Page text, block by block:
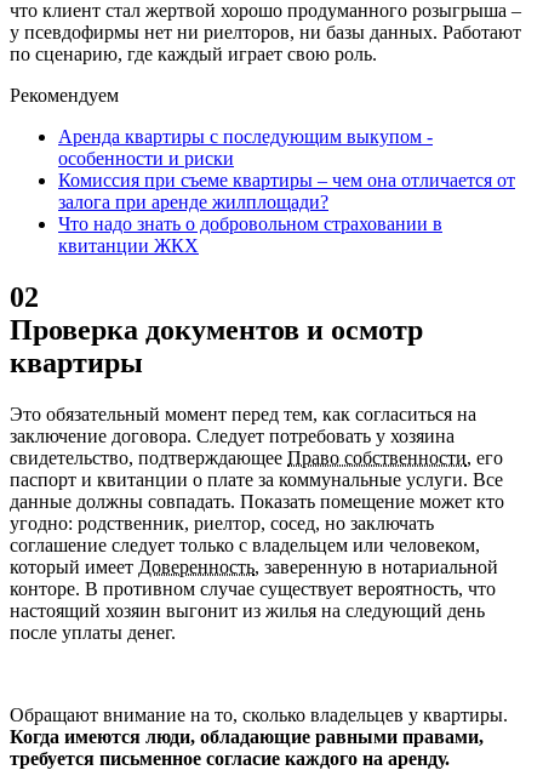
что клиент стал жертвой хорошо продуманного розыгрыша –
у псевдофирмы нет ни риелторов, ни базы данных. Работают
по сценарию, где каждый играет свою роль.
Рекомендуем
Аренда квартиры с последующим выкупом -
особенности и риски
Комиссия при съеме квартиры – чем она отличается от
залога при аренде жилплощади?
Что надо знать о добровольном страховании в
квитанции ЖКХ
02
Проверка документов и осмотр
квартиры
Это обязательный момент перед тем, как согласиться на
заключение договора. Следует потребовать у хозяина
свидетельство, подтверждающее Право собственности, его
паспорт и квитанции о плате за коммунальные услуги. Все
данные должны совпадать. Показать помещение может кто
угодно: родственник, риелтор, сосед, но заключать
соглашение следует только с владельцем или человеком,
который имеет Доверенность, заверенную в нотариальной
конторе. В противном случае существует вероятность, что
настоящий хозяин выгонит из жилья на следующий день
после уплаты денег.
Обращают внимание на то, сколько владельцев у квартиры.
Когда имеются люди, обладающие равными правами,
требуется письменное согласие каждого на аренду.